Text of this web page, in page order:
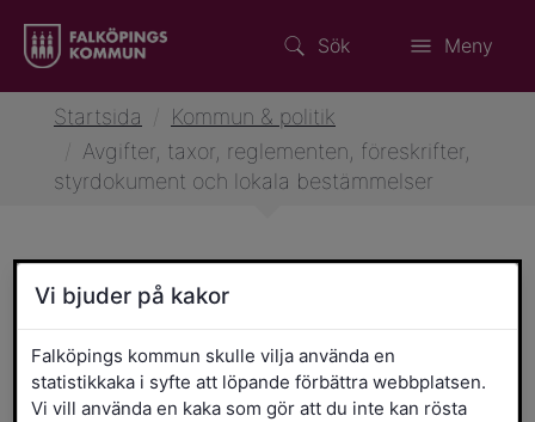
Sök Meny
Startsida
Kommun & politik
Avgifter, taxor, reglementen, föreskrifter,
styrdokument och lokala bestämmelser
Avgifter, taxor, reglementen,
föreskrifter, styrdokument
och lokala bestämmelser
Vi bjuder på kakor
Falköpings kommun skulle vilja använda en
statistikkaka i syfte att löpande förbättra webbplatsen.
Vi vill använda en kaka som gör att du inte kan rösta